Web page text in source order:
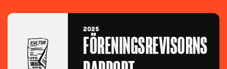
2025
FÖRENINGSREVISORNS